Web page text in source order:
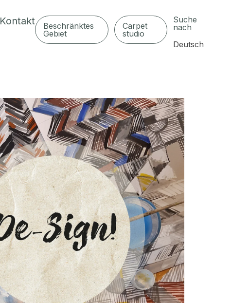
Kontakt
Beschränktes
Gebiet
Carpet
studio
Suche
nach
Deutsch